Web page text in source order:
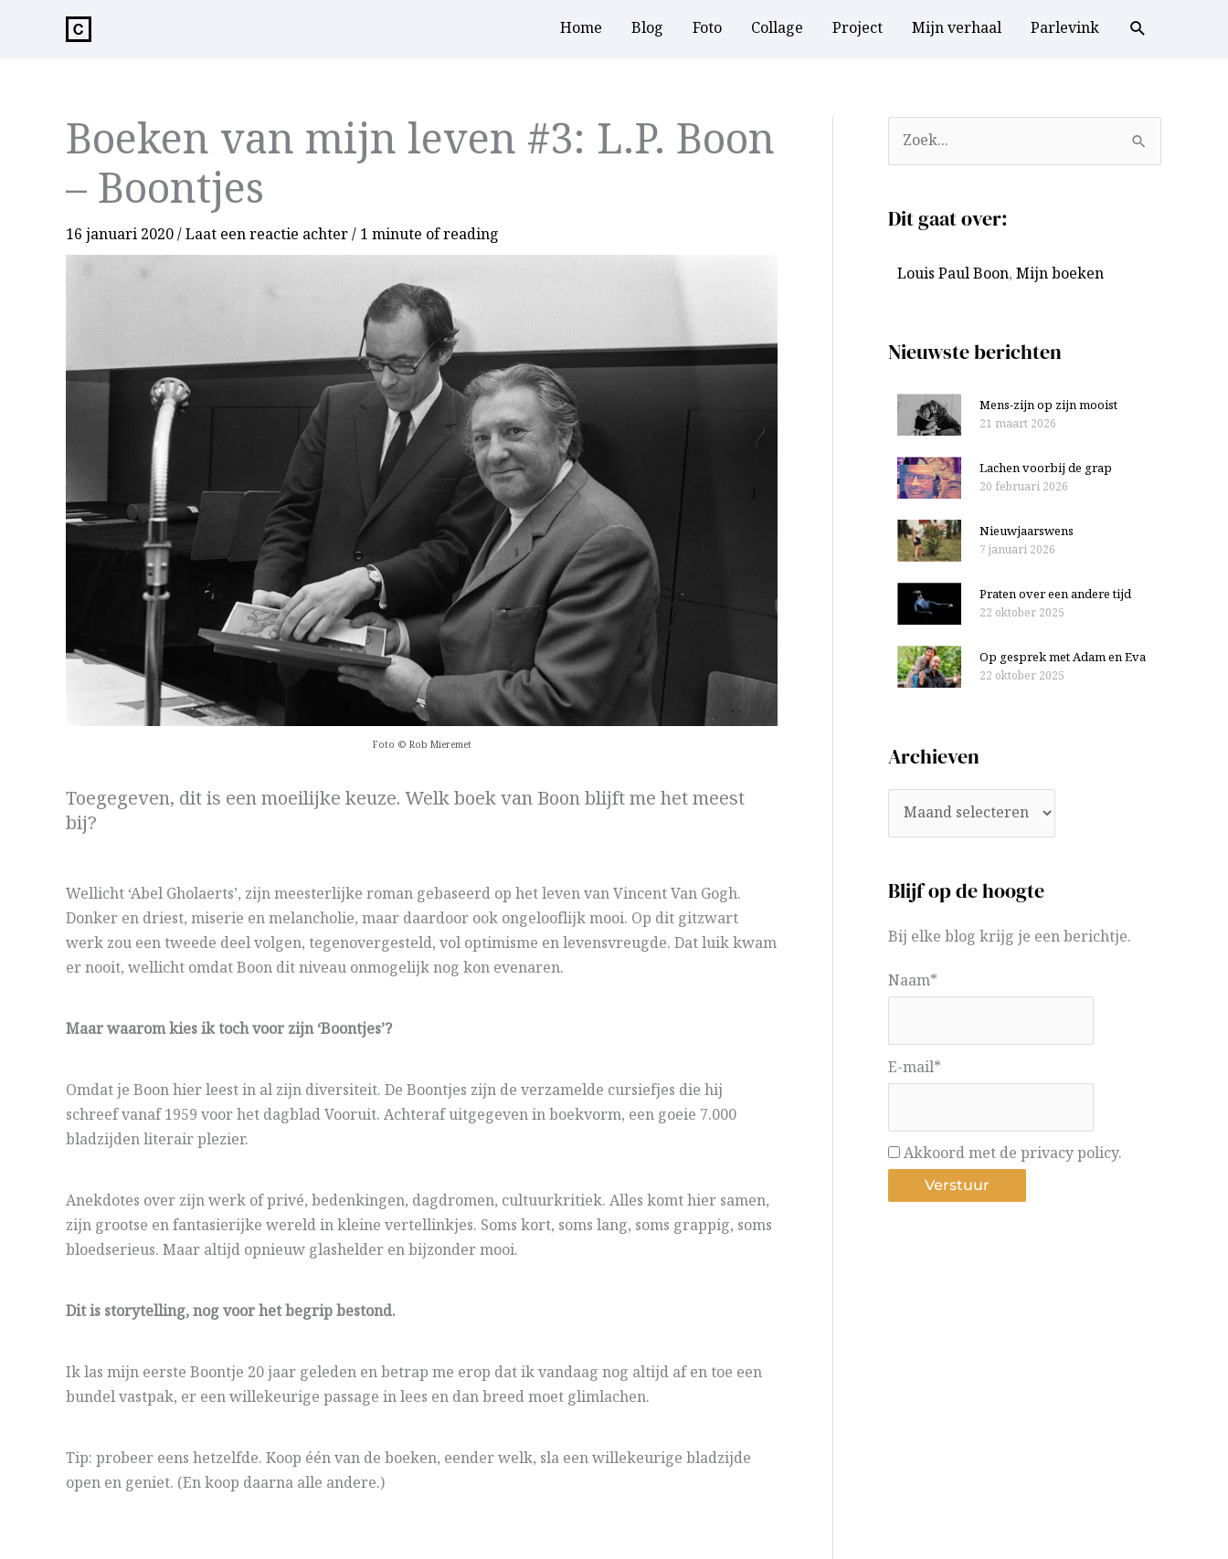
Home Blog Foto Collage Project Mijn verhaal Parlevink
Boeken van mijn leven #3: L.P. Boon
– Boontjes
16 januari 2020/Laat een reactie achter/ 1 minute of reading
Foto © Rob Mieremet
Toegegeven, dit is een moeilijke keuze. Welk boek van Boon blijft me het meest
bij?
Wellicht ‘Abel Gholaerts’, zijn meesterlijke roman gebaseerd op het leven van Vincent Van Gogh.
Donker en driest, miserie en melancholie, maar daardoor ook ongelooflijk mooi. Op dit gitzwart
werk zou een tweede deel volgen, tegenovergesteld, vol optimisme en levensvreugde. Dat luik kwam
er nooit, wellicht omdat Boon dit niveau onmogelijk nog kon evenaren.
Maar waarom kies ik toch voor zijn ‘Boontjes’?
Omdat je Boon hier leest in al zijn diversiteit. De Boontjes zijn de verzamelde cursiefjes die hij
schreef vanaf 1959 voor het dagblad Vooruit. Achteraf uitgegeven in boekvorm, een goeie 7.000
bladzijden literair plezier.
Anekdotes over zijn werk of privé, bedenkingen, dagdromen, cultuurkritiek. Alles komt hier samen,
zijn grootse en fantasierijke wereld in kleine vertellinkjes. Soms kort, soms lang, soms grappig, soms
bloedserieus. Maar altijd opnieuw glashelder en bijzonder mooi.
Dit is storytelling, nog voor het begrip bestond.
Ik las mijn eerste Boontje 20 jaar geleden en betrap me erop dat ik vandaag nog altijd af en toe een
bundel vastpak, er een willekeurige passage in lees en dan breed moet glimlachen.
Tip: probeer eens hetzelfde. Koop één van de boeken, eender welk, sla een willekeurige bladzijde
open en geniet. (En koop daarna alle andere.)
o
k
r
Dit gaat over:
Louis Paul Boon, Mijn boeken
Nieuwste berichten
Mens-zijn op zijn mooist
21 maart 2026
Lachen voorbij de grap
20 februari 2026
Nieuwjaarswens
7 januari 2026
Praten over een andere tijd
22 oktober 2025
Op gesprek met Adam en Eva
22 oktober 2025
Archieven
r
h
n
Blijf op de hoogte
Bij elke blog krijg je een berichtje.
Naam*
E-mail*
Akkoord met de privacy policy.